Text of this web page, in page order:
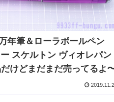
年筆＆ローラボールペン
スケルトン ヴィオレパン
けどまだまだ売ってるよ